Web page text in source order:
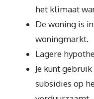
het klimaat
De woning is
woningmarkt.
Lagere
Je kunt
subsidies op